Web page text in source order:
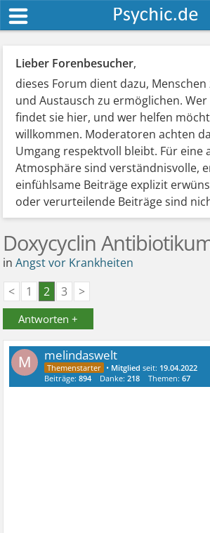
Lieber Forenbesucher,
dieses Forum dient dazu,
und Austausch zu ermöglichen.
findet sie hier, und wer helfen
willkommen. Moderatoren achten
Umgang respektvoll bleibt. Für eine
Atmosphäre sind verständnisvolle,
einfühlsame Beiträge explizit
oder verurteilende Beiträge sind
Doxycyclin
inAngst vor Krankheiten
<
1 2 3 >
Antworten +
M melindaswelt
• Mitglied seit: 19.04.2022
Beiträge:894 Danke:218 Themen:67